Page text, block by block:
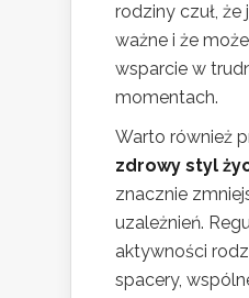
rodziny czuł,
ważne i że
wsparcie w
momentach.
Warto również
zdrowy styl
znacznie
uzależnień.
aktywności
spacery,